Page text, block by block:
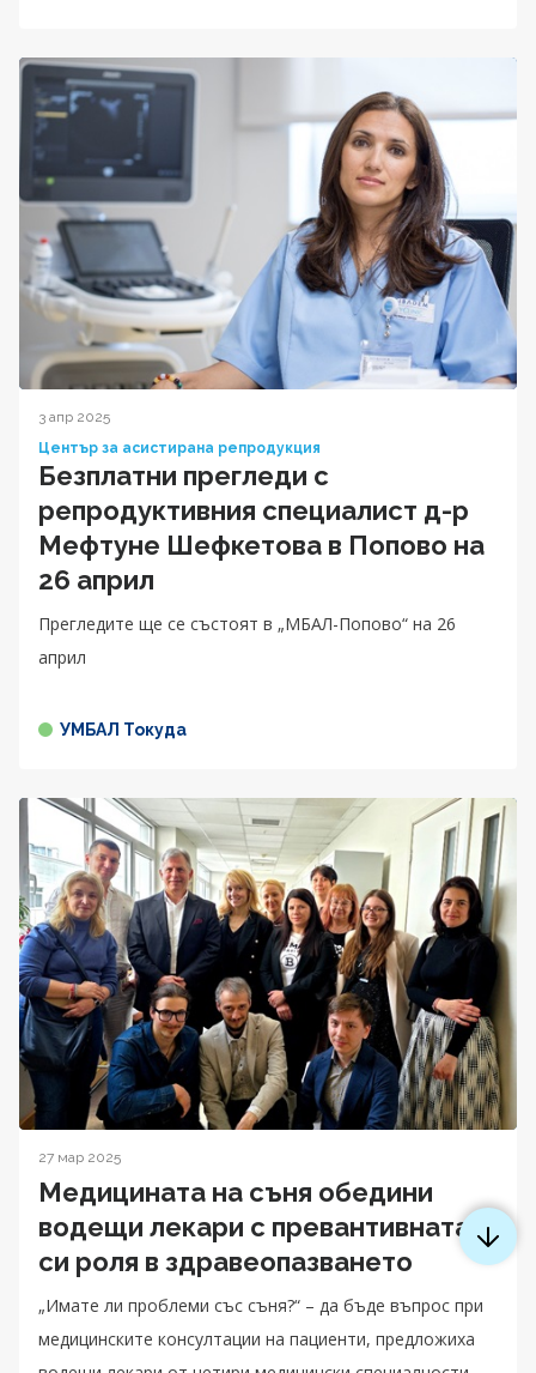
3 апр 2025
Център за асистирана репродукция
Безплатни прегледи с
репродуктивния специалист д-р
Мефтуне Шефкетова в Попово на
26 април
Прегледите ще се състоят в „МБАЛ-Попово“ на 26
април
УМБАЛ Токуда
27 мар 2025
Медицината на съня обедини
водещи лекари с превантивната
си роля в здравеопазването
„Имате ли проблеми със съня?“ – да бъде въпрос при
медицинските консултации на пациенти, предложиха